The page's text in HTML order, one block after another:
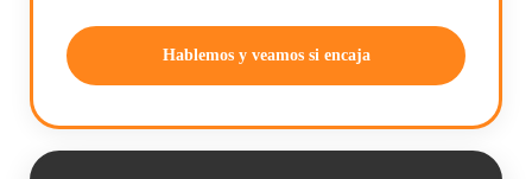
Hablemos y veamos si encaja